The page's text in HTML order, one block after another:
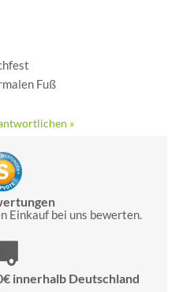
Fuß
»
Einkauf bei uns bewerten.
innerhalb Deutschland